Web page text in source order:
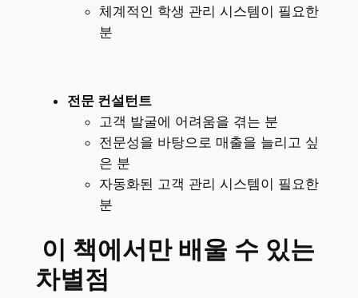
체계적인 학생 관리 시스템이 필요한
분
전문 컨설턴트
고객 발굴에 어려움을 겪는 분
전문성을 바탕으로 매출을 늘리고 싶
은 분
자동화된 고객 관리 시스템이 필요한
분
이 책에서만 배울 수 있는
차별점